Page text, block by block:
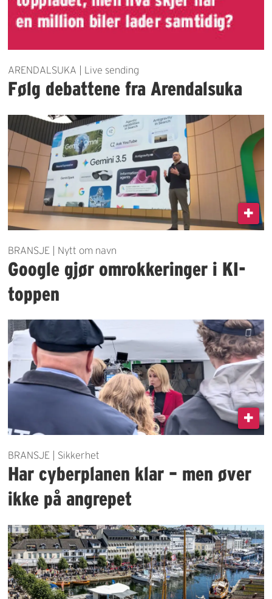
ARENDALSUKA | Live sending
Følg debattene fra Arendalsuka
BRANSJE | Nytt om navn
Google gjør omrokkeringer i KI-
toppen
BRANSJE | Sikkerhet
Har cyberplanen klar – men øver
ikke på angrepet